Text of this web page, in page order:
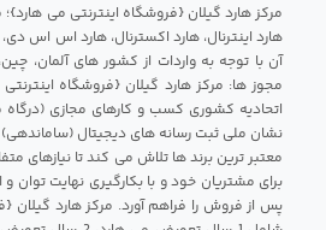
هارد اینترنال، هارد اکسترنال، هارد اس اس
آن با توجه به واردات از کشور های آلمان،
مجوز ها: مرکز هارد گیلان {فروشگاه
اتحادیه کشوری کسب و کارهای مجازی
نشان ملی ثبت رسانه های دیجیتال (ساماندهی)
معتبر ترین برند ها تلاش می کند تا نیازهای
برای مشتریان خود و با بکارگیری نهایت توان
پس از فروش را فراهم آورد. مرکز هارد گیلان